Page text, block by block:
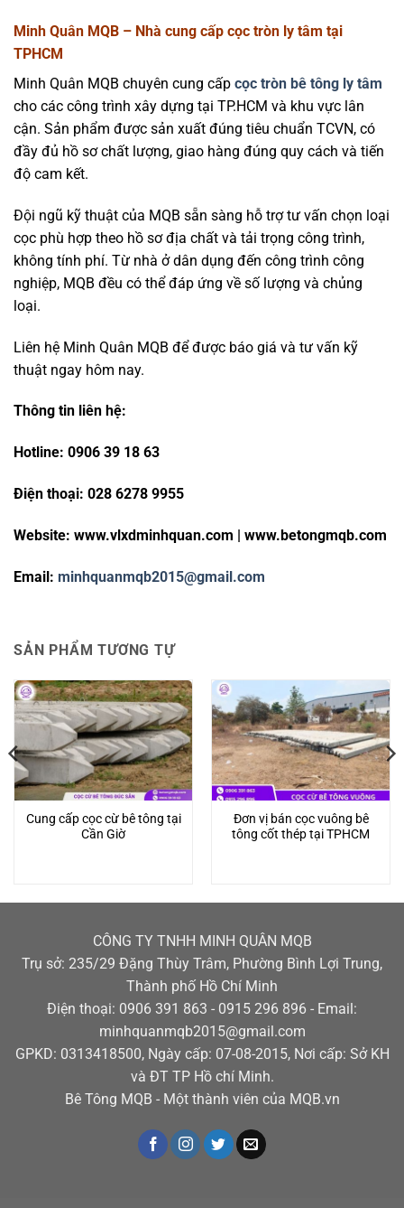
Minh Quân MQB – Nhà cung cấp cọc tròn ly tâm tại
TPHCM
Minh Quân MQB chuyên cung cấp cọc tròn bê tông ly tâm
cho các công trình xây dựng tại TP.HCM và khu vực lân
cận. Sản phẩm được sản xuất đúng tiêu chuẩn TCVN, có
đầy đủ hồ sơ chất lượng, giao hàng đúng quy cách và tiến
độ cam kết.
Đội ngũ kỹ thuật của MQB sẵn sàng hỗ trợ tư vấn chọn loại
cọc phù hợp theo hồ sơ địa chất và tải trọng công trình,
không tính phí. Từ nhà ở dân dụng đến công trình công
nghiệp, MQB đều có thể đáp ứng về số lượng và chủng
loại.
Liên hệ Minh Quân MQB để được báo giá và tư vấn kỹ
thuật ngay hôm nay.
Thông tin liên hệ:
Hotline: 0906 39 18 63
Điện thoại: 028 6278 9955
Website: www.vlxdminhquan.com | www.betongmqb.com
Email: minhquanmqb2015@gmail.com
SẢN PHẨM TƯƠNG TỰ
Cung cấp cọc cừ bê tông tại
Cần Giờ
Đơn vị bán cọc vuông bê
tông cốt thép tại TPHCM
CÔNG TY TNHH MINH QUÂN MQB
Trụ sở: 235/29 Đặng Thùy Trâm, Phường Bình Lợi Trung,
Thành phố Hồ Chí Minh
Điện thoại: 0906 391 863 - 0915 296 896 - Email:
minhquanmqb2015@gmail.com
GPKD: 0313418500, Ngày cấp: 07-08-2015, Nơi cấp: Sở KH
và ĐT TP Hồ chí Minh.
Bê Tông MQB - Một thành viên của MQB.vn